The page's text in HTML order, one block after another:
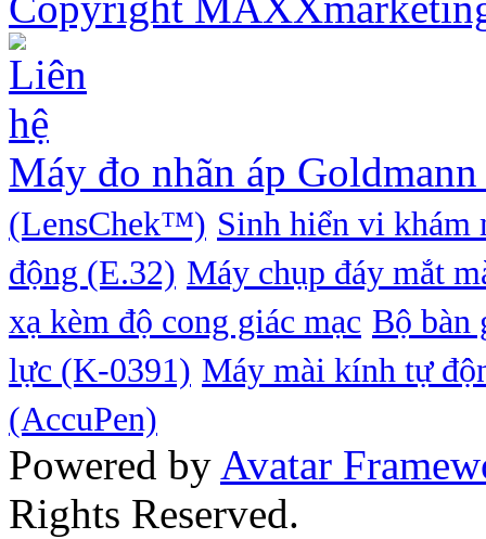
Máy đo nhãn áp
(LensChek™) Sinh hiển vi khám
động (E.32) Máy chụp đáy mắt
xạ kèm độ cong giác mạc Bộ bàn
lực (K-0391) Máy mài kính tự
(AccuPen)
Powered by Avatar
Rights Reserved.